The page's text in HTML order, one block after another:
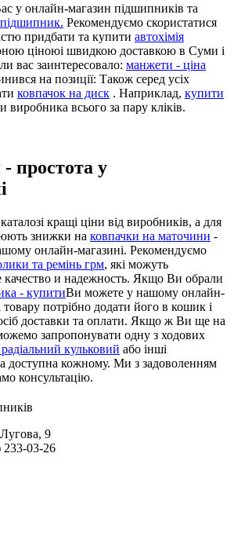
у онлайн-магазин підшипників та
Рекомендуємо скористатися
придбати та купити автохімія
ціноюі швидкою доставкою в Суми і
вас заинтересовало: манжети - ціна
на позиції: Також серед усіх
ковпачок на диск . Наприклад, купити
виробника всього за пару кліків.
простота у
кращі ціни від виробників, а для
знижки на ковпачки на маточини -
онлайн-магазині. Рекомендуємо
та ремінь грм, які можуть
качество и надежность. Якщо Ви обрали
- купитиВи можете у нашому онлайн-
товару потрібно додати його в кошик і
доставки та оплати. Якщо ж Ви ще на
запропонувати одну з ходових
кульковий або інші
доступна кожному. Ми з задоволенням
консультацію.
9
233-03-26